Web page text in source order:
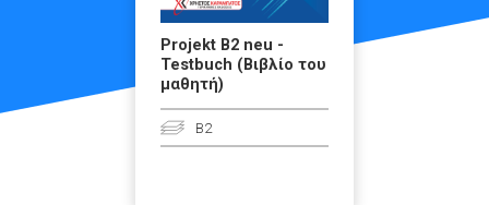
Projekt B2 neu -
Testbuch (Βιβλίο του
μαθητή)
B2